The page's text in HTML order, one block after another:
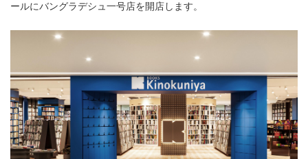
ールにバングラデシュ一号店を開店します。